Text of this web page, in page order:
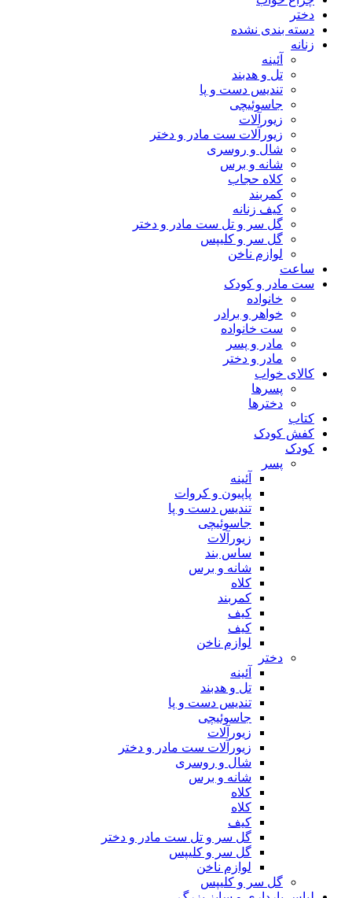
دختر
دسته بندی نشده
زنانه
آئینه
تل و هدبند
تندیس دست و پا
جاسوئیچی
زیورآلات
زیورآلات ست مادر و دختر
شال و روسری
شانه و برس
کلاه حجاب
کمربند
کیف زنانه
گل سر و تل ست مادر و دختر
گل سر و کلیپس
لوازم ناخن
ساعت
ست مادر و کودک
خانواده
خواهر و برادر
ست خانواده
مادر و پسر
مادر و دختر
کالای خواب
پسرها
دخترها
کتاب
کفش کودک
کودک
پسر
آئینه
پاپیون و کروات
تندیس دست و پا
جاسوئیچی
زیورآلات
ساس بند
شانه و برس
کلاه
کمربند
کیف
کیف
لوازم ناخن
دختر
آئینه
تل و هدبند
تندیس دست و پا
جاسوئیچی
زیورآلات
زیورآلات ست مادر و دختر
شال و روسری
شانه و برس
کلاه
کلاه
کیف
گل سر و تل ست مادر و دختر
گل سر و کلیپس
لوازم ناخن
گل سر و کلیپس